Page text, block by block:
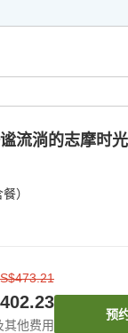
流淌的志摩时
）
S$473.21
其他费用
预